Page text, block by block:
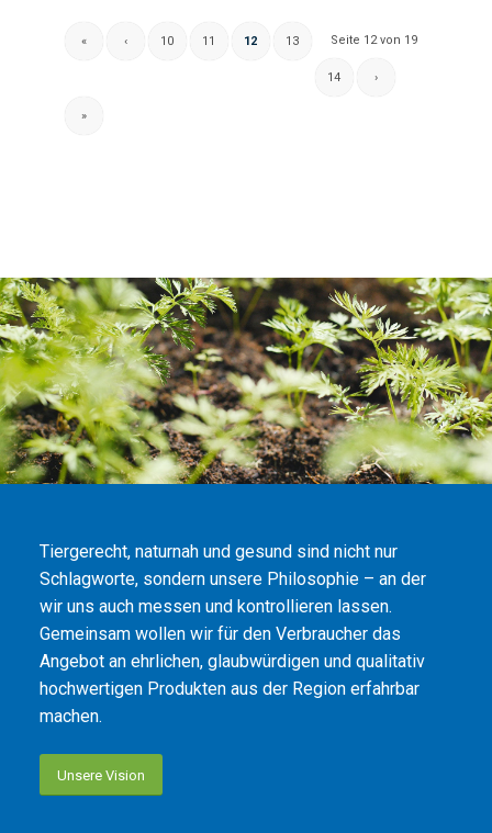
Seite 12 von 19
« ‹ 10 11 12 13
14 ›
»
Tiergerecht, naturnah und gesund sind nicht nur
Schlagworte, sondern unsere Philosophie – an der
wir uns auch messen und kontrollieren lassen.
Gemeinsam wollen wir für den Verbraucher das
Angebot an ehrlichen, glaubwürdigen und qualitativ
hochwertigen Produkten aus der Region erfahrbar
machen.
Unsere Vision